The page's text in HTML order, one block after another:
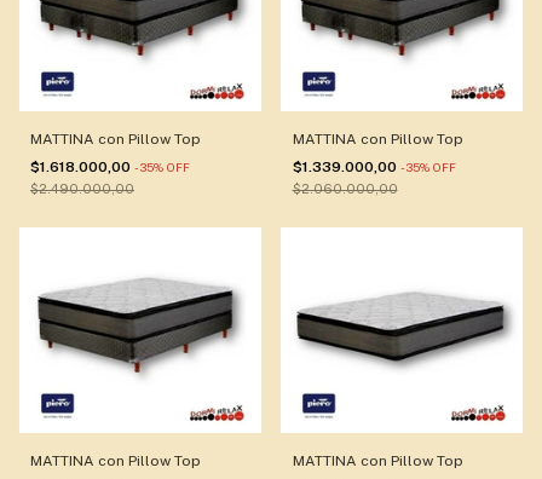
MATTINA con Pillow Top
$1.618.000,00 -35% OFF
$2.490.000,00
MATTINA con Pillow Top
$1.339.000,00 -35% OFF
$2.060.000,00
MATTINA con Pillow Top
MATTINA con Pillow Top